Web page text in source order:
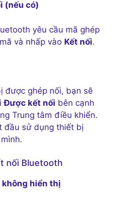
(nếu có)
yêu cầu mã ghép
và nhấp vào Kết nối.
được ghép nối, bạn sẽ
Được kết nối bên cạnh
Trung tâm điều khiển.
đầu sử dụng thiết bị
nối Bluetooth
không hiển thị